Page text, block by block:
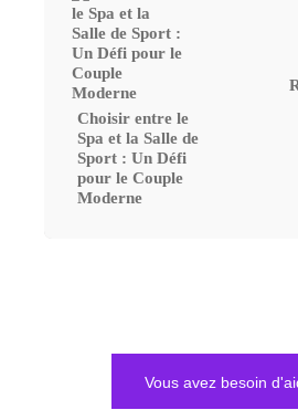
Choisir entre le
Spa et la Salle de
Sport : Un Défi
pour le Couple
Moderne
Vous avez besoin